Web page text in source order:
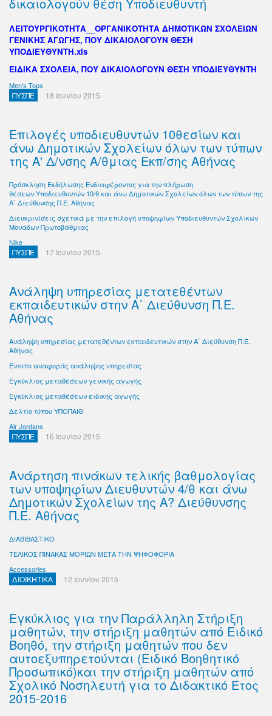
ΛΕΙΤΟΥΡΓΙΚΟΤΗΤΑ__ΟΡΓΑΝΙΚΟΤΗΤΑ ΔΗΜΟΤΙΚΩΝ ΣΧΟΛΕΙΩΝ
ΓΕΝΙΚΗΣ ΑΓΩΓΗΣ, ΠΟΥ ΔΙΚΑΙΟΛΟΓΟΥΝ ΘΕΣΗ
ΥΠΟΔΙΕΥΘΥΝΤΗ.xls
ΕΙΔΙΚΑ ΣΧΟΛΕΙΑ, ΠΟΥ ΔΙΚΑΙΟΛΟΓΟΥΝ ΘΕΣΗ ΥΠΟΔΙΕΥΘΥΝΤΗ
Men's Tops
ΠΥΣΠΕ 18 Ιουνίου 2015
Επιλογές υποδιευθυντών 10θεσίων και
άνω Δημοτικών Σχολείων όλων των τύπων
της Α' Δ/νσης Α/θμιας Εκπ/σης Αθήνας
Πρόσκληση Εκδήλωσης Ενδιαφέροντος για την πλήρωση
θέσεων Υποδιευθυντών 10/θ και άνω Δημοτικών Σχολείων όλων των τύπων της
Α΄ Διεύθυνσης Π.Ε. Αθήνας
Διευκρινίσεις σχετικά με την επιλογή υποψηφίων Υποδιευθυντών Σχολικών
Μονάδων Πρωτοβάθμιας
Nike
ΠΥΣΠΕ 17 Ιουνίου 2015
Ανάληψη υπηρεσίας μετατεθέντων
εκπαιδευτικών στην Α΄ Διεύθυνση Π.Ε.
Αθήνας
Ανάληψη υπηρεσίας μετατεθέντων εκπαιδευτικών στην Α΄ Διεύθυνση Π.Ε.
Αθήνας
Έντυπο αναφοράς ανάληψης υπηρεσίας
Εγκύκλιος μεταθέσεων γενικής αγωγής
Εγκύκλιος μεταθέσεων ειδικής αγωγής
Δελτίο τύπου ΥΠΟΠΑΙΘ
Air Jordans
ΠΥΣΠΕ 16 Ιουνίου 2015
Ανάρτηση πινάκων τελικής βαθμολογίας
των υποψηφίων Διευθυντών 4/θ και άνω
Δημοτικών Σχολείων της Α? Διεύθυνσης
Π.Ε. Αθήνας
ΔΙΑΒΙΒΑΣΤΙΚΟ
ΤΕΛΙΚΟΣ ΠΙΝΑΚΑΣ ΜΟΡΙΩΝ ΜΕΤΑ THN ΨΗΦΟΦΟΡΙΑ
Accessories
ΔΙΟΙΚΗΤΙΚΑ 12 Ιουνίου 2015
Εγκύκλιος για την Παράλληλη Στήριξη
μαθητών, την στήριξη μαθητών από Ειδικό
Βοηθό, την στήριξη μαθητών που δεν
αυτοεξυπηρετούνται (Ειδικό Βοηθητικό
Προσωπικό)και την στήριξη μαθητών από
Σχολικό Νοσηλευτή για το Διδακτικό Έτος
2015-2016